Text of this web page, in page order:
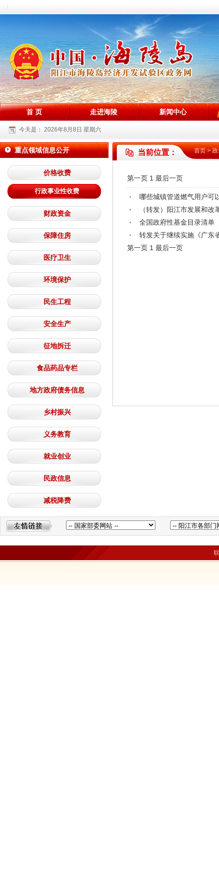
！
首 页 走进海陵 新闻中心
今天是： 2026年8月8日 星期六
重点领域信息公开
价格收费
行政事业性收费
财政资金
保障住房
医疗卫生
环境保护
民生工程
安全生产
征地拆迁
食品药品专栏
地方政府债务信息
乡村振兴
义务教育
就业创业
民政信息
减税降费
当前位置： 首页>
第一页 1 最后一页
哪些城镇管道燃气用户可
（转发）阳江市发展和
全国政府性基金目录清单
转发关于继续实施《广东
第一页 1 最后一页